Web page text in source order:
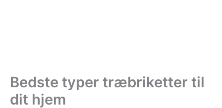
Bedste typer træbriketter til
dit hjem